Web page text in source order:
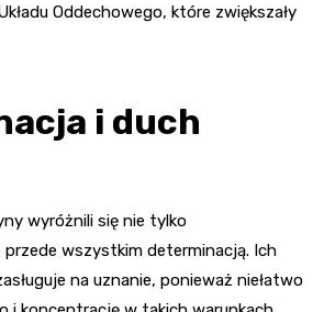
Oddechowego, które zwiększały
i duch
wyróżnili się nie tylko
przede wszystkim determinacją. Ich
na uznanie, ponieważ niełatwo